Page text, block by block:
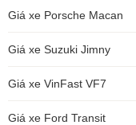
Giá xe Porsche Macan
Giá xe Suzuki Jimny
Giá xe VinFast VF7
Giá xe Ford Transit